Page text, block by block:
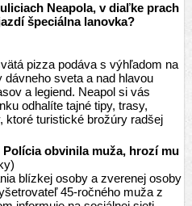
Neapola, v diaľke prach
špeciálna lanovka?
pizza podáva s výhľadom na
dávneho sveta a nad hlavou
a legiend. Neapol si vás
odhalíte tajné tipy, trasy,
ktoré turistické brožúry radšej
obvinila muža, hrozí mu
blízkej osoby a zverenej osoby
45-ročného muža z